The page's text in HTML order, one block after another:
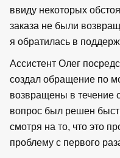
ввиду некоторых
заказа не были
я обратилась в
Ассистент Олег
создал обращение по
возвращены в течение
вопрос был решен
смотря на то, что это
проблему с первого